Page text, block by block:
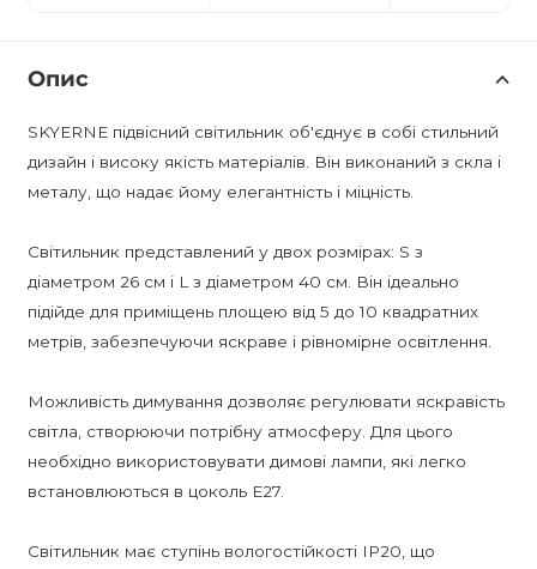
Опис
SKYERNE підвісний світильник об'єднує в собі стильний
дизайн і високу якість матеріалів. Він виконаний з скла і
металу, що надає йому елегантність і міцність.
Світильник представлений у двох розмірах: S з
діаметром 26 см і L з діаметром 40 см. Він ідеально
підійде для приміщень площею від 5 до 10 квадратних
метрів, забезпечуючи яскраве і рівномірне освітлення.
Можливість димування дозволяє регулювати яскравість
світла, створюючи потрібну атмосферу. Для цього
необхідно використовувати димові лампи, які легко
встановлюються в цоколь E27.
Світильник має ступінь вологостійкості IP20, що